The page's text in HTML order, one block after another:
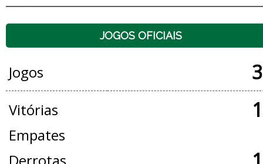
JOGOS OFICIAIS
Jogos
Vitórias
Empates